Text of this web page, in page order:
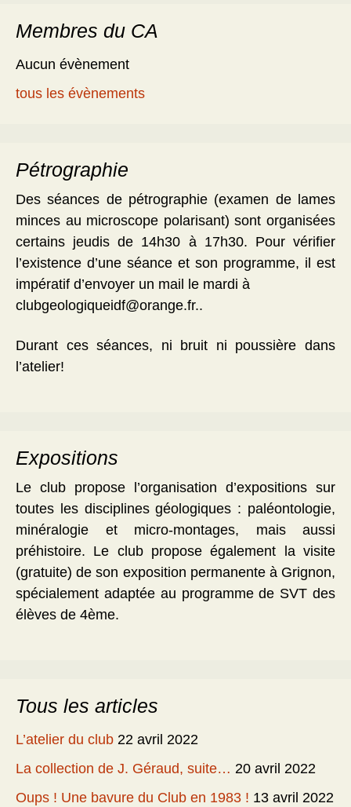
Membres du CA
Aucun évènement
tous les évènements
Pétrographie
Des séances de pétrographie (examen de lames
minces au microscope polarisant) sont organisées
certains jeudis de 14h30 à 17h30. Pour vérifier
l’existence d’une séance et son programme, il est
impératif d’envoyer un mail le mardi à
clubgeologiqueidf@orange.fr..
Durant ces séances, ni bruit ni poussière dans
l’atelier!
Expositions
Le club propose l’organisation d’expositions sur
toutes les disciplines géologiques : paléontologie,
minéralogie et micro-montages, mais aussi
préhistoire. Le club propose également la visite
(gratuite) de son exposition permanente à Grignon,
spécialement adaptée au programme de SVT des
élèves de 4ème.
Tous les articles
L’atelier du club 22 avril 2022
La collection de J. Géraud, suite… 20 avril 2022
Oups ! Une bavure du Club en 1983 ! 13 avril 2022